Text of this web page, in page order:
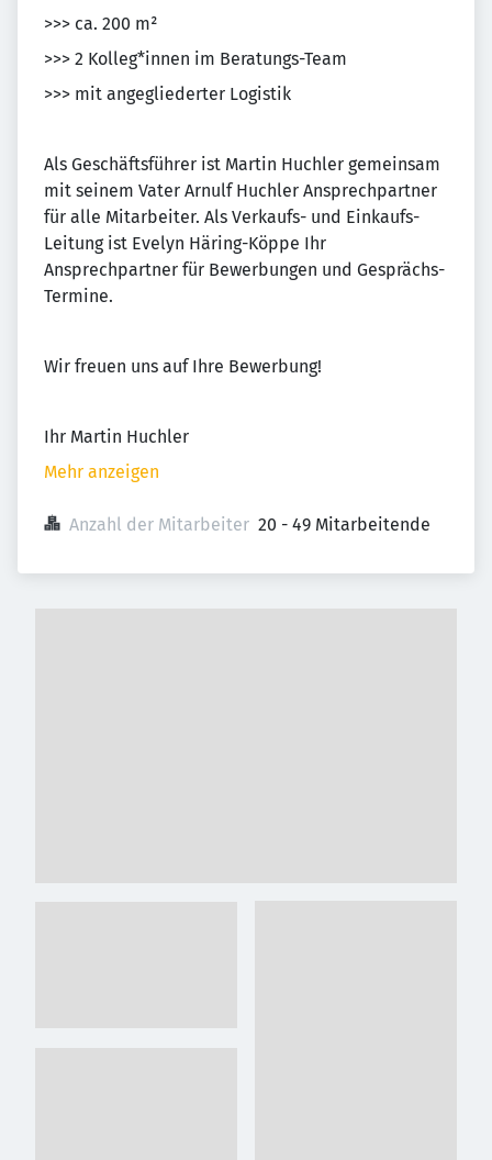
>>> ca. 200 m²
>>> 2 Kolleg*innen im Beratungs-Team
>>> mit angegliederter Logistik
Als Geschäftsführer ist Martin Huchler gemeinsam
mit seinem Vater Arnulf Huchler Ansprechpartner
für alle Mitarbeiter. Als Verkaufs- und Einkaufs-
Leitung ist Evelyn Häring-Köppe Ihr
Ansprechpartner für Bewerbungen und Gesprächs-
Termine.
Wir freuen uns auf Ihre Bewerbung!
Ihr Martin Huchler
Mehr anzeigen
Anzahl der Mitarbeiter 20 - 49 Mitarbeitende